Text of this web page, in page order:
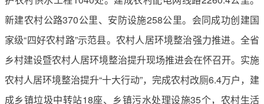
新建农村公路370公里、安防设施258公里。会同成功创建国
家级“四好农村路”示范县。农村人居环境整治强力推进。全省
乡村建设暨农村人居环境整治提升现场推进会在怀召开。实施
农村人居环境整治提升“十大行动”，完成农村改厕6.4万户，建
成乡镇垃圾中转站18座、乡镇污水处理设施35个，农村生活